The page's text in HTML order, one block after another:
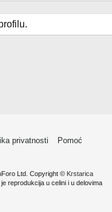
privatnosti
Pomoć
Ltd. Copyright © Krstarica
reprodukcija u celini i u delovima